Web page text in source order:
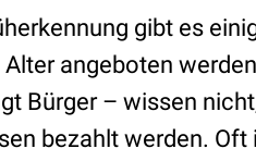
gibt es
angeboten
Bürger – wissen
bezahlt werden.